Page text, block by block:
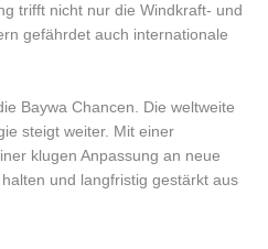
trifft nicht nur die Windkraft- und
gefährdet auch internationale
Baywa Chancen. Die weltweite
steigt weiter. Mit einer
klugen Anpassung an neue
und langfristig gestärkt aus